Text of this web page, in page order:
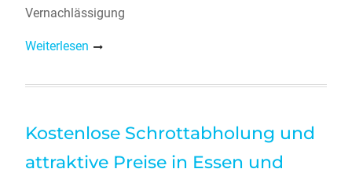
Vernachlässigung
Weiterlesen
Kostenlose Schrottabholung und
attraktive Preise in Essen und